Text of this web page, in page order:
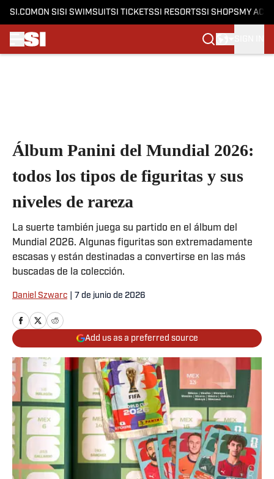
SI.COM ON SI SI SWIMSUITSI TICKETSSI RESORTSSI SHOPS MY
Álbum Panini del Mundial 2026:
todos los tipos de figuritas y sus
niveles de rareza
La suerte también juega su partido en el álbum del
Mundial 2026. Algunas figuritas son extremadamente
escasas y están destinadas a convertirse en las más
buscadas de la colección.
Daniel Szwarc 7 de junio de 2026
Add us as a preferred source